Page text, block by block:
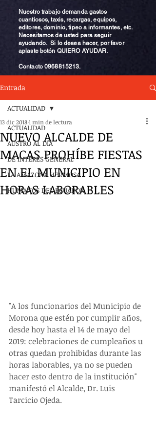
Nuestro trabajo demanda gastos
cuantiosos, taxis, recargas, equipos,
editores, dominio, tipeo a informantes, etc.
Necesitamos de usted para seguir
ayudando. Si lo desea hacer, por favor
aplaste botón QUIERO AYUDAR.
Contacto0968815213.
Entrada
ACTUALIDAD
AUSTRO AL DÍA
DE INTERÉS GENERAL
LA AMAZONA HERMOSA
HUMANOS DEL ECUADOR
ACTUALIDAD
NUEVO ALCALDE DE
MACAS PROHÍBE FIESTAS
EN EL MUNICIPIO EN
HORAS LABORABLES
13 dic 20181 min de lectura
"A los funcionarios del Municipio de
Morona que estén por cumplir años,
desde hoy hasta el 14 de mayo del
2019: celebraciones de cumpleaños u
otras quedan prohibidas durante las
horas laborables, ya no se pueden
hacer esto dentro de la institución"
manifestó el Alcalde, Dr. Luis
Tarcicio Ojeda.